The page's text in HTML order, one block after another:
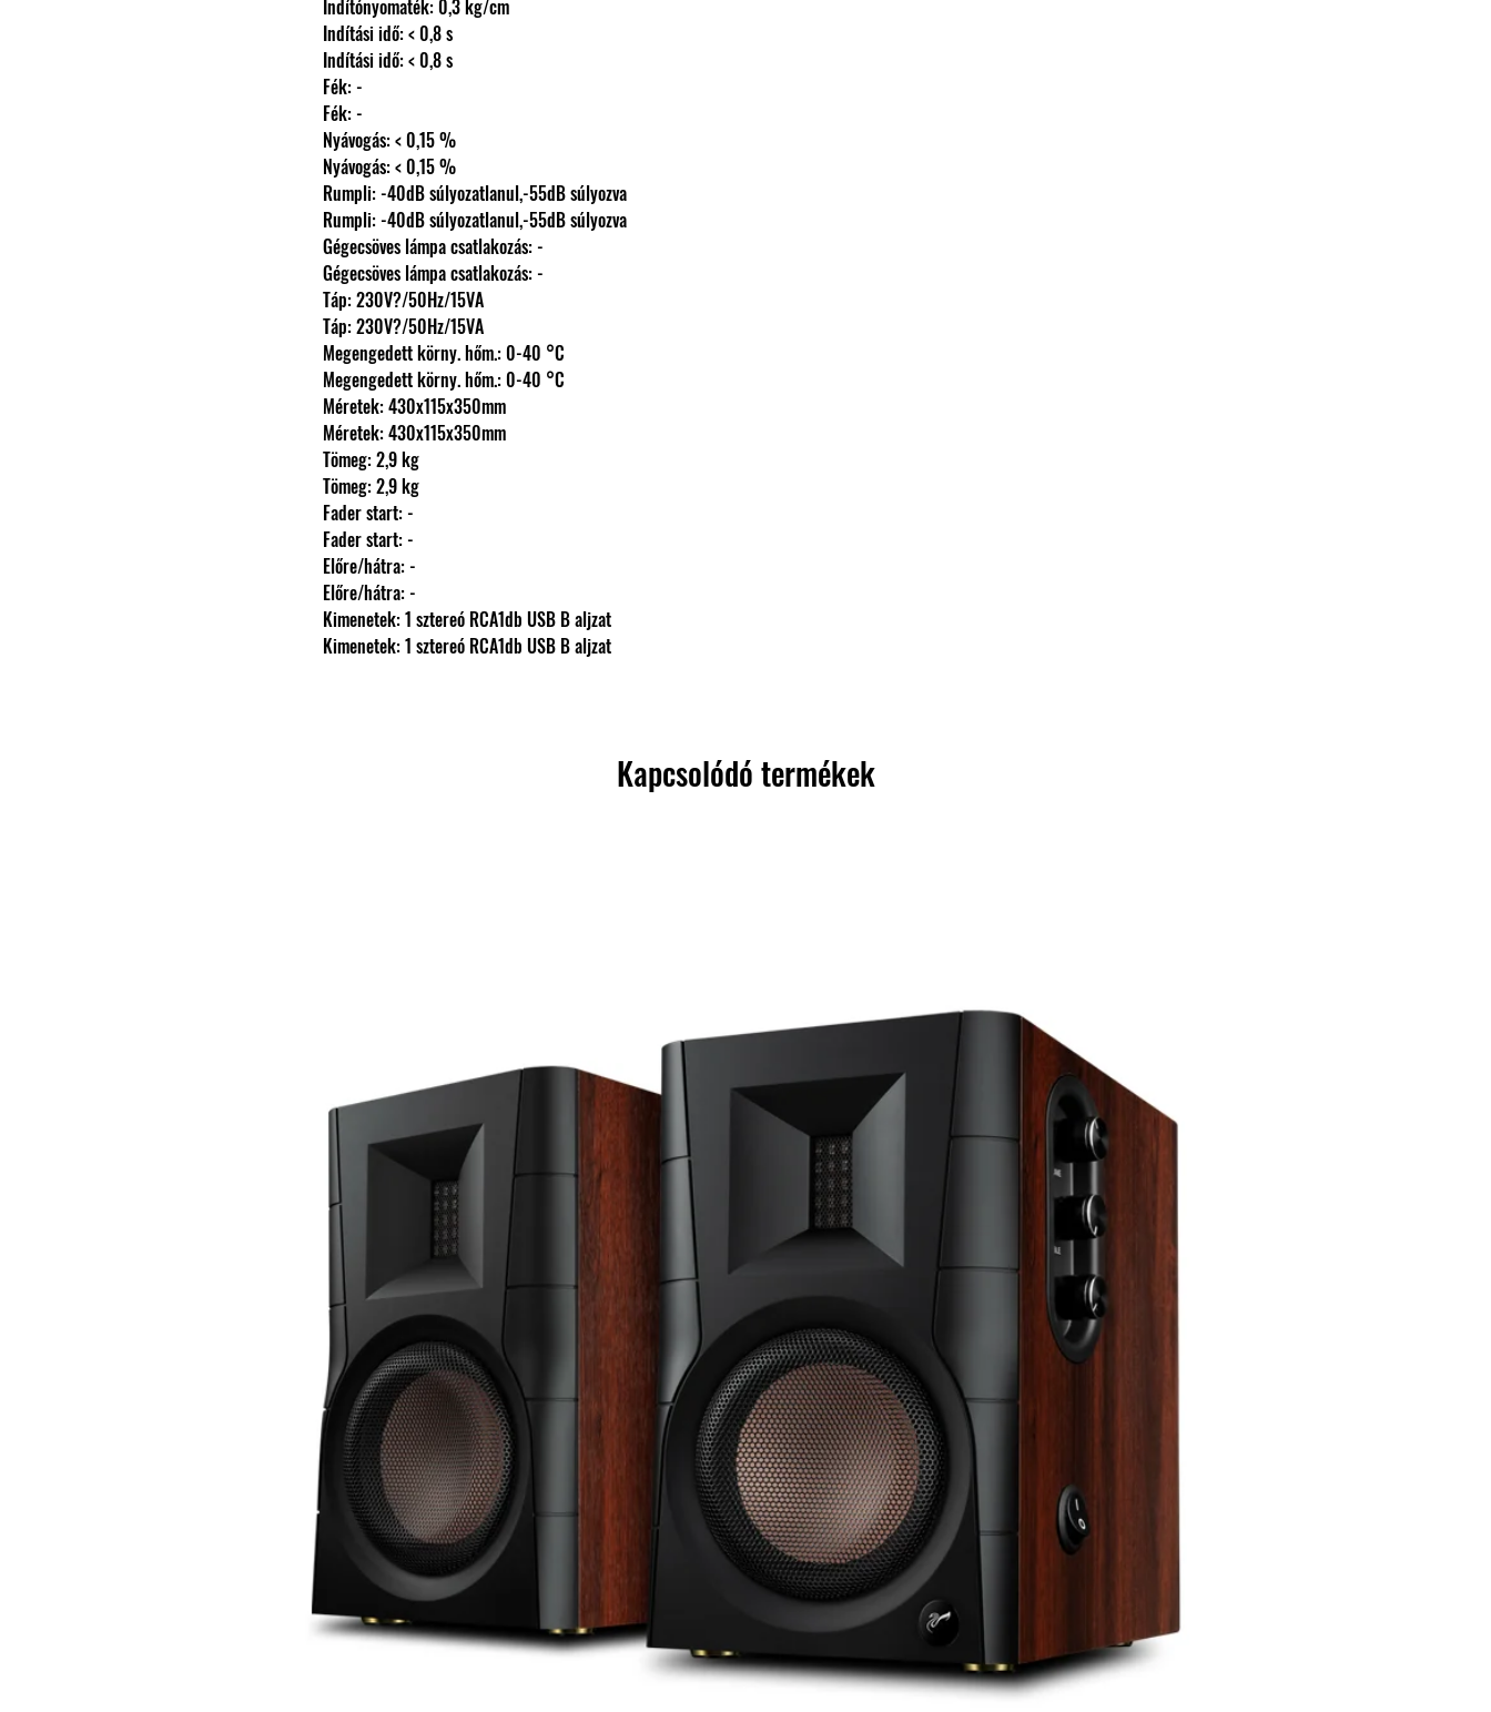
                Indítónyomaték: 0,3 kg/cm
                Indítási idő: < 0,8 s
                Indítási idő: < 0,8 s
                Fék: -
                Fék: -
                Nyávogás: < 0,15 %
                Nyávogás: < 0,15 %
                Rumpli: -40dB súlyozatlanul,-55dB súlyozva
                Rumpli: -40dB súlyozatlanul,-55dB súlyozva
                Gégecsöves lámpa csatlakozás: -
                Gégecsöves lámpa csatlakozás: -
                Táp: 230V?/50Hz/15VA
                Táp: 230V?/50Hz/15VA
                Megengedett körny. hőm.: 0-40 °C
                Megengedett körny. hőm.: 0-40 °C
                Méretek: 430x115x350mm
                Méretek: 430x115x350mm
                Tömeg: 2,9 kg
                Tömeg: 2,9 kg
                Fader start: -
                Fader start: -
                Előre/hátra: -
                Előre/hátra: -
                Kimenetek: 1 sztereó RCA1db USB B aljzat
                Kimenetek: 1 sztereó RCA1db USB B aljzat
Kapcsolódó termékek